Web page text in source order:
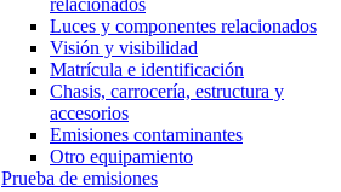
relacionados
Luces y componentes relacionados
Visión y visibilidad
Matrícula e identificación
Chasis, carrocería, estructura y
accesorios
Emisiones contaminantes
Otro equipamiento
Prueba de emisiones